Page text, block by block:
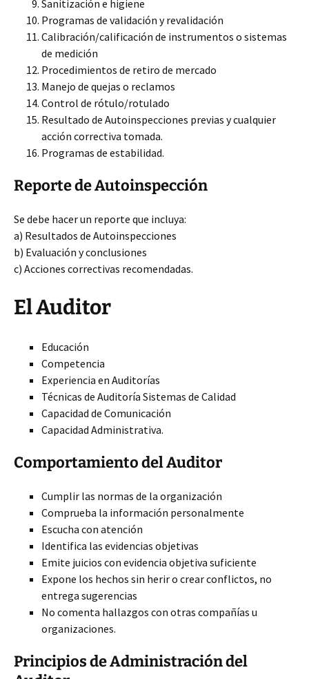
Sanitización e higiene
Programas de validación y revalidación
Calibración/calificación de instrumentos o sistemas
de medición
Procedimientos de retiro de mercado
Manejo de quejas o reclamos
Control de rótulo/rotulado
Resultado de Autoinspecciones previas y cualquier
acción correctiva tomada.
Programas de estabilidad.
Reporte de Autoinspección
Se debe hacer un reporte que incluya:
a) Resultados de Autoinspecciones
b) Evaluación y conclusiones
c) Acciones correctivas recomendadas.
El Auditor
Educación
Competencia
Experiencia en Auditorías
Técnicas de Auditoría Sistemas de Calidad
Capacidad de Comunicación
Capacidad Administrativa.
Comportamiento del Auditor
Cumplir las normas de la organización
Comprueba la información personalmente
Escucha con atención
Identifica las evidencias objetivas
Emite juicios con evidencia objetiva suficiente
Expone los hechos sin herir o crear conflictos, no
entrega sugerencias
No comenta hallazgos con otras compañías u
organizaciones.
Principios de Administración del